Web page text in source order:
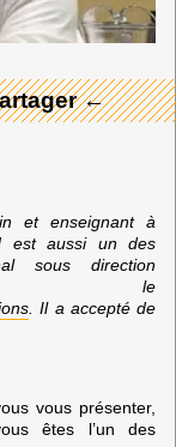
←
et enseignant à
est aussi un des
sous direction
le
. Il a accepté de
vous présenter,
êtes l’un des